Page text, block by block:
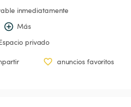
inmediatamente
Más
privado
anuncios favoritos